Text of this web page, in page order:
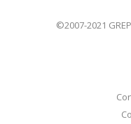
©2007-2021